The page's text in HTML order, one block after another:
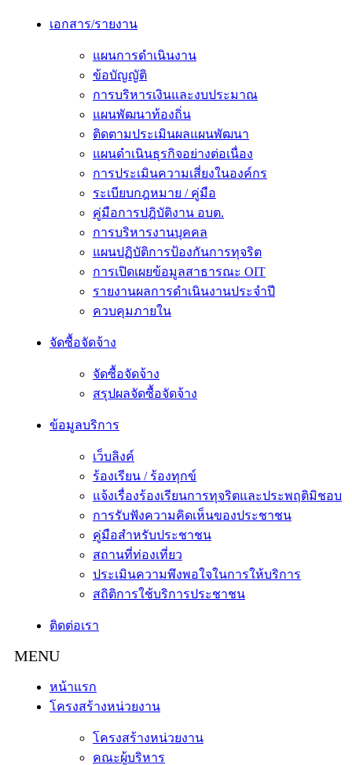
เอกสาร/รายงาน
แผนการดำเนินงาน
ข้อบัญญัติ
การบริหารเงินและงบประมาณ
แผนพัฒนาท้องถิ่น
ติดตามประเมินผลแผนพัฒนา
แผนดำเนินธุรกิจอย่างต่อเนื่อง
การประเมินความเสี่ยงในองค์กร
ระเบียบกฎหมาย / คู่มือ
คู่มือการปฎิบัติงาน อบต.
การบริหารงานบุคคล
แผนปฏิบัติการป้องกันการทุจริต
การเปิดเผยข้อมูลสาธารณะ OIT
รายงานผลการดำเนินงานประจำปี
ควบคุมภายใน
จัดซื้อจัดจ้าง
จัดซื้อจัดจ้าง
สรุปผลจัดซื้อจัดจ้าง
ข้อมูลบริการ
เว็บลิงค์
ร้องเรียน / ร้องทุกข์
แจ้งเรื่องร้องเรียนการทุจริตและประพฤติมิชอบ
การรับฟังความคิดเห็นของประชาชน
คู่มือสำหรับประชาชน
สถานที่ท่องเที่ยว
ประเมินความพึงพอใจในการให้บริการ
สถิติการใช้บริการประชาชน
ติดต่อเรา
หน้าแรก
โครงสร้างหน่วยงาน
โครงสร้างหน่วยงาน
คณะผู้บริหาร